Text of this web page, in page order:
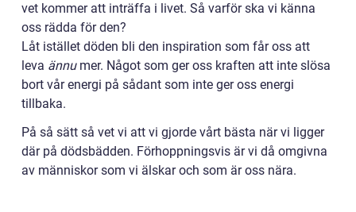
vet kommer att inträffa i livet. Så varför ska vi känna
oss rädda för den?
Låt istället döden bli den inspiration som får oss att
leva ännumer. Något som ger oss kraften att inte slösa
bort vår energi på sådant som inte ger oss energi
tillbaka.
På så sätt så vet vi att vi gjorde vårt bästa när vi ligger
där på dödsbädden. Förhoppningsvis är vi då omgivna
av människor som vi älskar och som är oss nära.